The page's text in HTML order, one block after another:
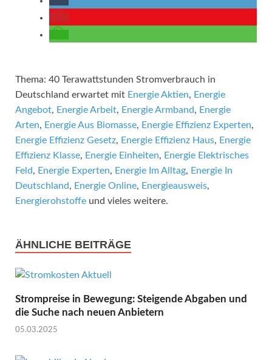
Thema: 40 Terawattstunden Stromverbrauch in
Deutschland erwartet mit Energie Aktien, Energie
Angebot, Energie Arbeit, Energie Armband, Energie
Arten, Energie Aus Biomasse, Energie Effizienz Experten,
Energie Effizienz Gesetz, Energie Effizienz Haus, Energie
Effizienz Klasse, Energie Einheiten, Energie Elektrisches
Feld, Energie Experten, Energie Im Alltag, Energie In
Deutschland, Energie Online, Energieausweis,
Energierohstoffe und vieles weitere.
ÄHNLICHE BEITRÄGE
Strompreise in Bewegung: Steigende Abgaben und
die Suche nach neuen Anbietern
05.03.2025